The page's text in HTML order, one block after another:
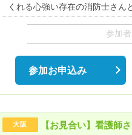
くれる心強い存在の消防士さん
参加者
参加お申込み
大阪 【お見合い】看護師